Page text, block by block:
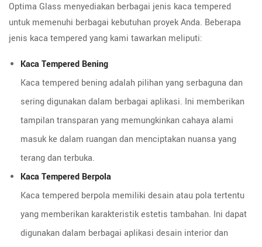
Optima Glass menyediakan berbagai jenis kaca tempered
untuk memenuhi berbagai kebutuhan proyek Anda. Beberapa
jenis kaca tempered yang kami tawarkan meliputi:
Kaca Tempered Bening
Kaca tempered bening adalah pilihan yang serbaguna dan
sering digunakan dalam berbagai aplikasi. Ini memberikan
tampilan transparan yang memungkinkan cahaya alami
masuk ke dalam ruangan dan menciptakan nuansa yang
terang dan terbuka.
Kaca Tempered Berpola
Kaca tempered berpola memiliki desain atau pola tertentu
yang memberikan karakteristik estetis tambahan. Ini dapat
digunakan dalam berbagai aplikasi desain interior dan